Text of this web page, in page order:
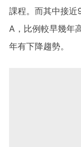
課程。而其中接近
A，比例較早幾年
年有下降趨勢。